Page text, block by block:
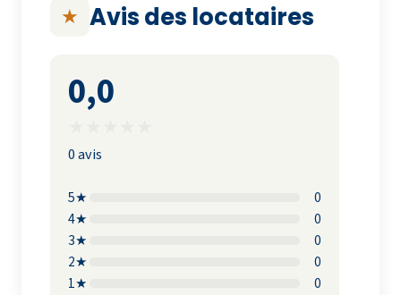
★ Avis des locataires
0,0
0 avis
5★
0
4★
0
3★
0
2★
0
1★
0